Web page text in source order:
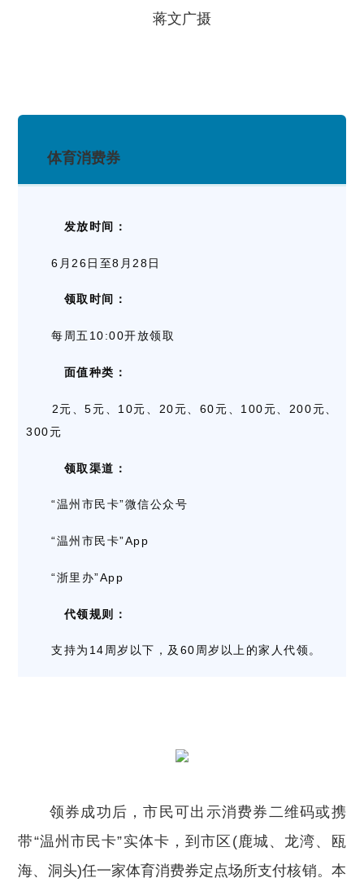
蒋文广摄
体育消费券
发放时间：
6月26日至8月28日
领取时间：
每周五10:00开放领取
面值种类：
2元、5元、10元、20元、60元、100元、200元、
300元
领取渠道：
“温州市民卡”微信公众号
“温州市民卡”App
“浙里办”App
代领规则：
支持为14周岁以下，及60周岁以上的家人代领。
领券成功后，市民可出示消费券二维码或携
带“温州市民卡”实体卡，到市区(鹿城、龙湾、瓯
海、洞头)任一家体育消费券定点场所支付核销。本